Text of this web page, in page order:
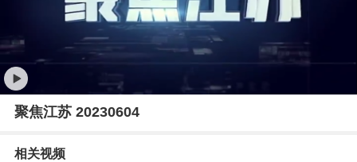
聚焦江苏 20230604
相关视频